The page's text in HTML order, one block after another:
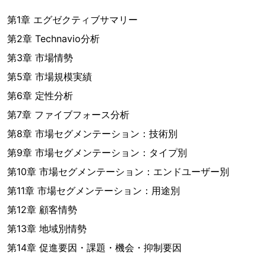
第1章 エグゼクティブサマリー
第2章 Technavio分析
第3章 市場情勢
第5章 市場規模実績
第6章 定性分析
第7章 ファイブフォース分析
第8章 市場セグメンテーション：技術別
第9章 市場セグメンテーション：タイプ別
第10章 市場セグメンテーション：エンドユーザー別
第11章 市場セグメンテーション：用途別
第12章 顧客情勢
第13章 地域別情勢
第14章 促進要因・課題・機会・抑制要因